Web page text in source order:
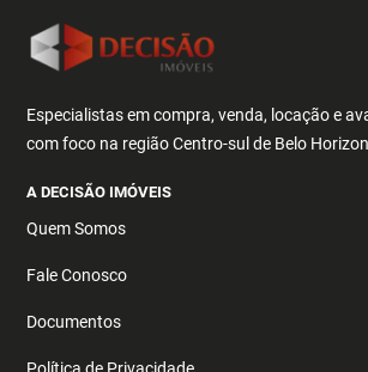
Especialistas em compra, venda, locação e
com foco na região Centro-sul de Belo
A DECISÃO IMÓVEIS
Quem Somos
Fale Conosco
Documentos